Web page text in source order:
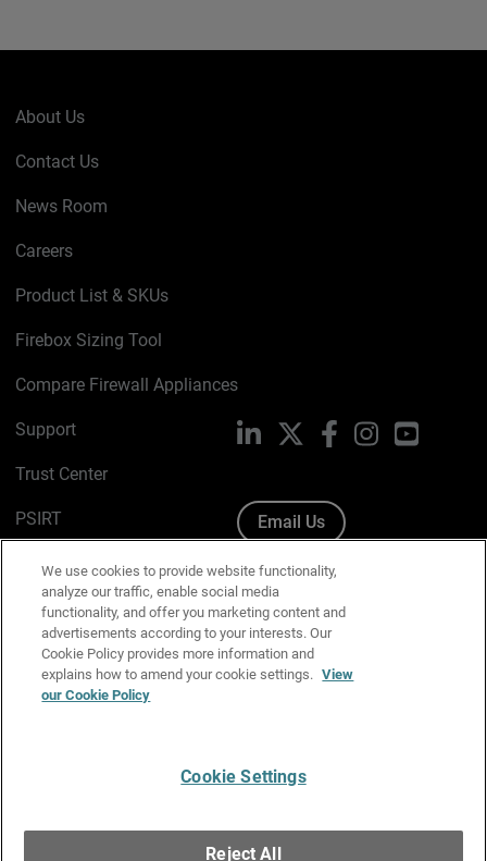
About Us
Contact Us
News Room
Careers
Product List & SKUs
Firebox Sizing Tool
Compare Firewall Appliances
Support
Trust Center
PSIRT
Cookie Policy
Privacy Policy
Media & Brand Kit
Manage Email Preferences
LinkedIn FacebookInstagramYouTube
Email Us
We use cookies to provide website functionality,
analyze our traffic, enable social media
functionality, and offer you marketing content and
advertisements according to your interests. Our
Cookie Policy provides more information and
explains how to amend your cookie settings. View
our Cookie Policy
Cookie Settings
Reject All